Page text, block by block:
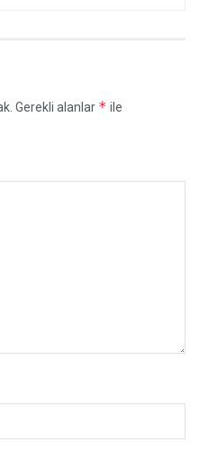
Gerekli alanlar * ile